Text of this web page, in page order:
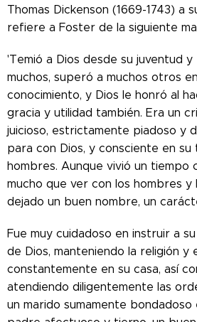
Thomas Dickenson (1669-1743) a
refiere a Foster de la siguiente
'Temió a Dios desde su juventud
muchos, superó a muchos otros
conocimiento, y Dios le honró al
gracia y utilidad también. Era un
juicioso, estrictamente piadoso y
para con Dios, y consciente en
hombres. Aunque vivió un tiempo
mucho que ver con los hombres y
dejado un buen nombre, un
Fue muy cuidadoso en instruir a
de Dios, manteniendo la religión y
constantemente en su casa, así
atendiendo diligentemente las
un marido sumamente bondadoso